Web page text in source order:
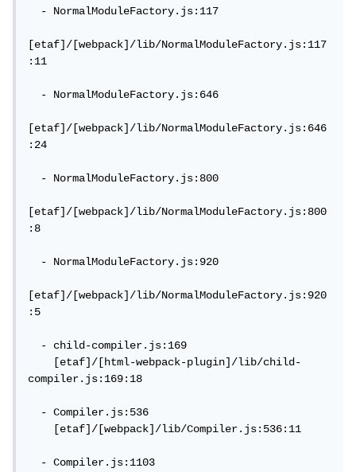
- NormalModuleFactory.js:117
[etaf]/[webpack]/lib/NormalModuleFactory.js:117
:11
- NormalModuleFactory.js:646
[etaf]/[webpack]/lib/NormalModuleFactory.js:646
:24
- NormalModuleFactory.js:800
[etaf]/[webpack]/lib/NormalModuleFactory.js:800
:8
- NormalModuleFactory.js:920
[etaf]/[webpack]/lib/NormalModuleFactory.js:920
:5
- child-compiler.js:169
[etaf]/[html-webpack-plugin]/lib/child-
compiler.js:169:18
- Compiler.js:536
[etaf]/[webpack]/lib/Compiler.js:536:11
- Compiler.js:1103